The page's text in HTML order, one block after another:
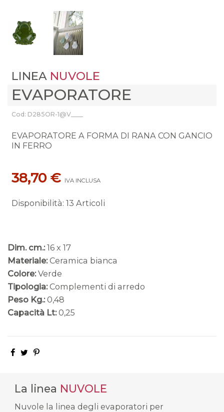
LINEA NUVOLE
EVAPORATORE
Cod: D285OR-1@V____
EVAPORATORE A FORMA DI RANA CON GANCIO
IN FERRO
38,70 € IVA INCLUSA
Disponibilità: 13 Articoli
Dim. cm.: 16 x 17
Materiale: Ceramica bianca
Colore: Verde
Tipologia: Complementi di arredo
Peso Kg.: 0,48
Capacità Lt: 0,25
La linea NUVOLE
Nuvole la linea degli evaporatori per